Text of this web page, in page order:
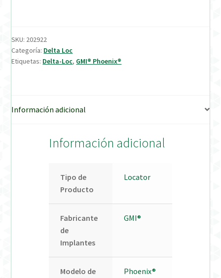
Welcome to DELTA Abutments | Tienda Online!
SKU: 202922
Categoría: Delta Loc
Etiquetas: Delta-Loc, GMI® Phoenix®
Información adicional
Información adicional
Tipo de
Producto
Locator
Fabricante
de
Implantes
GMI®
Modelo de
Phoenix®